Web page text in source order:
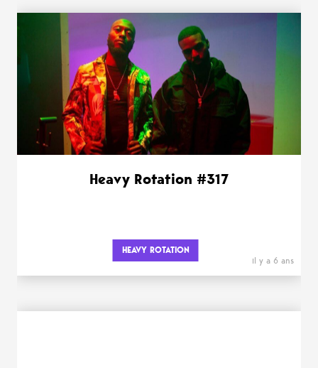
Heavy Rotation #317
HEAVY ROTATION
il y a 6 ans